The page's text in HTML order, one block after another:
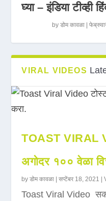
घ्या – इंडिया टीव्ही
byडोम कावळा |
VIRAL VIDEOS
TOAST VIRAL
अगोदर १०० वेळा
byडोम कावळा |सप्टेंबर 18, 2021 |
Toast Viral Video